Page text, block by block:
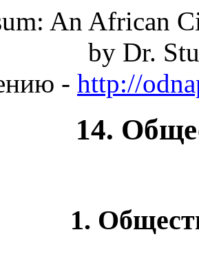
An African
by Dr.
- http://
14.
1.